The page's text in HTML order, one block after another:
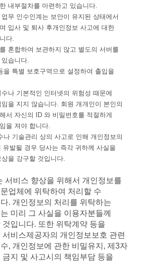
내부절차를 마련하고 있습니다.
업무 인수인계는 보안이 유지된 상태에서
입사 및 퇴사 후개인정보 사고에 대한
다.
혼합하여 보관하지 않고 별도의 서버를
있습니다.
을 특별 보호구역으로 설정하여 출입을
수나 기본적인 인터넷의 위험성 때문에
임을 지지 않습니다. 회원 개개인이 본인의
서 자신의 ID 와 비밀번호를 적절하게
을 져야 합니다.
나 기술관리 상의 사고로 인해 개인정보의
유발될 경우 당사는 즉각 귀하께 사실을
상을 강구할 것입니다.
서비스 향상을 위해서 개인정보를
업체에 위탁하여 처리할 수
. 개인정보의 처리를 위탁하는
미리 그 사실을 이용자분들께
것입니다. 또한 위탁계약 등을
서비스제공자의 개인정보보호 관련
, 개인정보에 관한 비밀유지 ,제3자
금지 및 사고시의 책임부담 등을